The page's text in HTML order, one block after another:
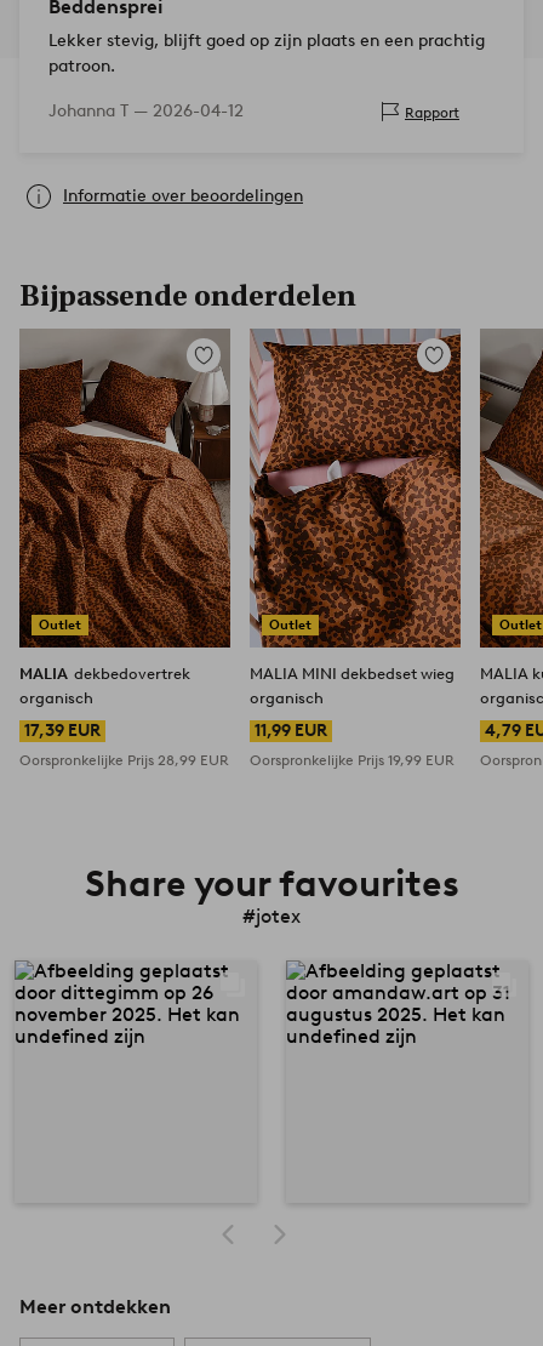
Beddensprei
Lekker stevig, blijft goed op zijn plaats en een prachtig
patroon.
Johanna T — 2026-04-12 Rapport
Informatie over beoordelingen
Bijpassende onderdelen
Outlet
Toevoegen
aan
favorieten
MALIA dekbedovertrek
organisch
17,39 EUR
Oorspronkelijke Prijs 28,99 EUR
Outlet
Toevoegen
aan
favorieten
MALIA MINI dekbedset wieg
organisch
11,99 EUR
Oorspronkelijke Prijs19,99 EUR
Outlet
MALIA
4,79
Share your favourites
#jotex
Meer ontdekken